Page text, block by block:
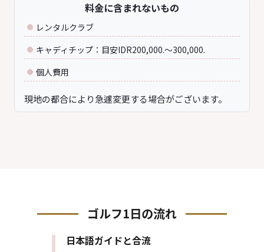
料金に含まれないもの
レンタルクラブ
キャディチップ：目安IDR200,000.～300,000.
個人費用
現地の都合により急遽変更する場合がございます。
ゴルフ1日の流れ
日本語ガイドと合流